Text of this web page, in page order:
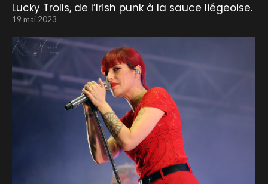
Lucky Trolls, de l’Irish punk à la sauce liégeoise.
19 mai 2023